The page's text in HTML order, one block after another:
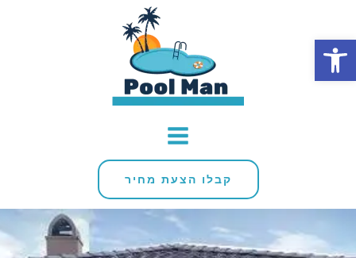
פתח סרגל נגישות
קבלו הצעת מחיר